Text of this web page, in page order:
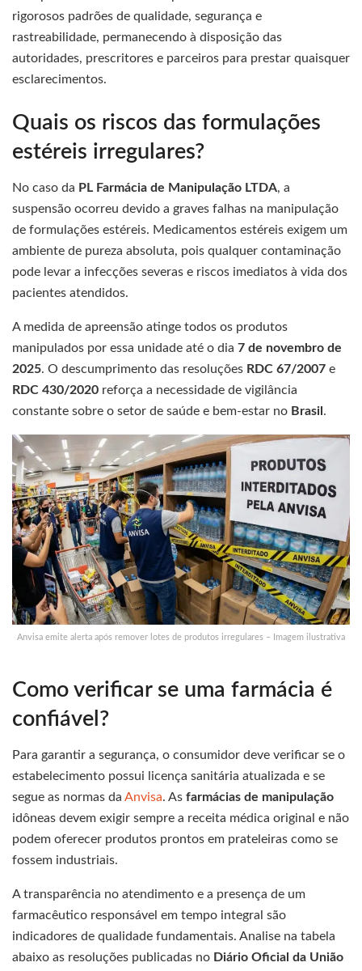
rigorosos padrões de qualidade, segurança e
rastreabilidade, permanecendo à disposição das
autoridades, prescritores e parceiros para prestar quaisquer
esclarecimentos.
Quais os riscos das formulações
estéreis irregulares?
No caso da PL Farmácia de Manipulação LTDA, a
suspensão ocorreu devido a graves falhas na manipulação
de formulações estéreis. Medicamentos estéreis exigem um
ambiente de pureza absoluta, pois qualquer contaminação
pode levar a infecções severas e riscos imediatos à vida dos
pacientes atendidos.
A medida de apreensão atinge todos os produtos
manipulados por essa unidade até o dia 7 de novembro de
2025. O descumprimento das resoluções RDC 67/2007 e
RDC 430/2020 reforça a necessidade de vigilância
constante sobre o setor de saúde e bem-estar no Brasil .
Anvisa emite alerta após remover lotes de produtos irregulares – Imagem ilustrativa
Como verificar se uma farmácia é
confiável?
Para garantir a segurança, o consumidor deve verificar se o
estabelecimento possui licença sanitária atualizada e se
segue as normas da Anvisa. As farmácias de manipulação
idôneas devem exigir sempre a receita médica original e não
podem oferecer produtos prontos em prateleiras como se
fossem industriais.
A transparência no atendimento e a presença de um
farmacêutico responsável em tempo integral são
indicadores de qualidade fundamentais. Analise na tabela
abaixo as resoluções publicadas no Diário Oficial da União